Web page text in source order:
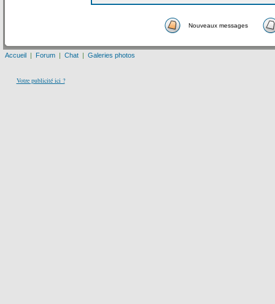
Nouveaux messages
Accueil | Forum | Chat | Galeries photos
Votre publicité ici ?